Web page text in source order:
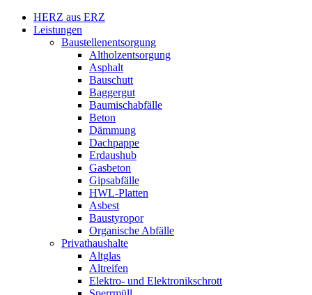
HERZ aus ERZ
Leistungen
Baustellenentsorgung
Altholzentsorgung
Asphalt
Bauschutt
Baggergut
Baumischabfälle
Beton
Dämmung
Dachpappe
Erdaushub
Gasbeton
Gipsabfälle
HWL-Platten
Asbest
Baustyropor
Organische Abfälle
Privathaushalte
Altglas
Altreifen
Elektro- und Elektronikschrott